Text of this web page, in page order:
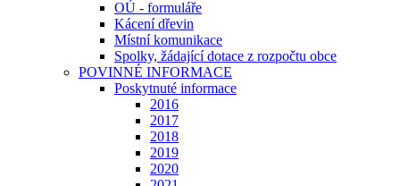
OÚ - formuláře
Kácení dřevin
Místní komunikace
Spolky, žádající dotace z rozpočtu obce
POVINNÉ INFORMACE
Poskytnuté informace
2016
2017
2018
2019
2020